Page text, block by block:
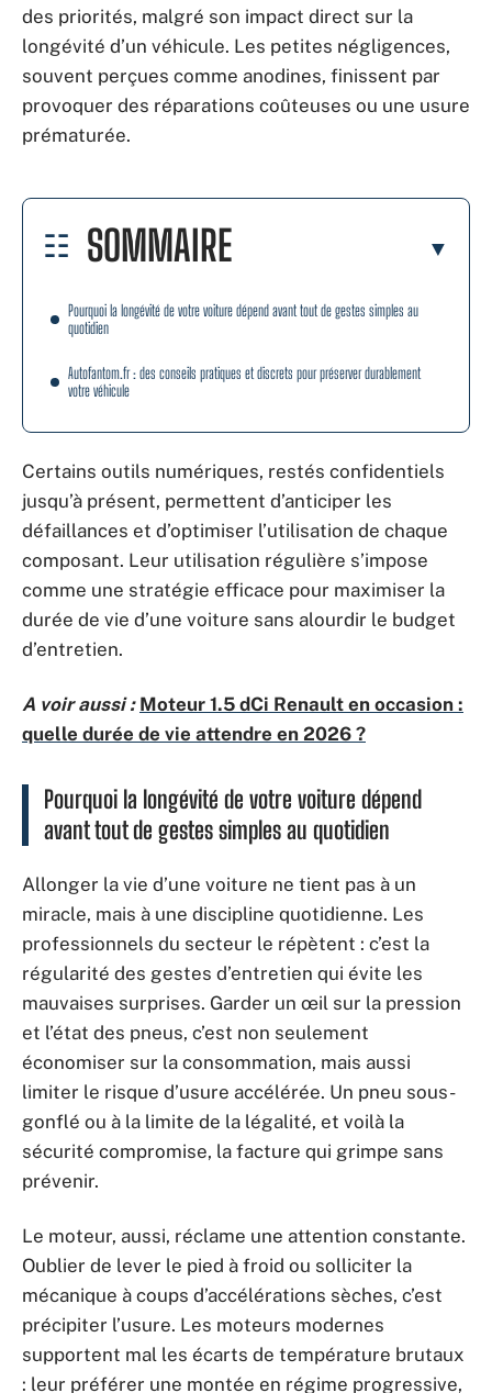
des priorités, malgré son impact direct sur la
longévité d’un véhicule. Les petites négligences,
souvent perçues comme anodines, finissent par
provoquer des réparations coûteuses ou une usure
prématurée.
SOMMAIRE
Pourquoi la longévité de votre voiture dépend avant tout de gestes simples au
quotidien
Autofantom.fr : des conseils pratiques et discrets pour préserver durablement
votre véhicule
Certains outils numériques, restés confidentiels
jusqu’à présent, permettent d’anticiper les
défaillances et d’optimiser l’utilisation de chaque
composant. Leur utilisation régulière s’impose
comme une stratégie efficace pour maximiser la
durée de vie d’une voiture sans alourdir le budget
d’entretien.
A voir aussi : Moteur 1.5 dCi Renault en occasion :
quelle durée de vie attendre en 2026 ?
Pourquoi la longévité de votre voiture dépend
avant tout de gestes simples au quotidien
Allonger la vie d’une voiture ne tient pas à un
miracle, mais à une discipline quotidienne. Les
professionnels du secteur le répètent : c’est la
régularité des gestes d’entretien qui évite les
mauvaises surprises. Garder un œil sur la pression
et l’état des pneus, c’est non seulement
économiser sur la consommation, mais aussi
limiter le risque d’usure accélérée. Un pneu sous-
gonflé ou à la limite de la légalité, et voilà la
sécurité compromise, la facture qui grimpe sans
prévenir.
Le moteur, aussi, réclame une attention constante.
Oublier de lever le pied à froid ou solliciter la
mécanique à coups d’accélérations sèches, c’est
précipiter l’usure. Les moteurs modernes
supportent mal les écarts de température brutaux
: leur préférer une montée en régime progressive,